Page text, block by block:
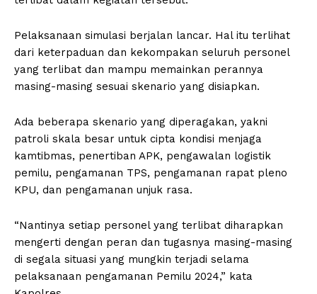
Pelaksanaan simulasi berjalan lancar. Hal itu terlihat
dari keterpaduan dan kekompakan seluruh personel
yang terlibat dan mampu memainkan perannya
masing-masing sesuai skenario yang disiapkan.
Ada beberapa skenario yang diperagakan, yakni
patroli skala besar untuk cipta kondisi menjaga
kamtibmas, penertiban APK, pengawalan logistik
pemilu, pengamanan TPS, pengamanan rapat pleno
KPU, dan pengamanan unjuk rasa.
“Nantinya setiap personel yang terlibat diharapkan
mengerti dengan peran dan tugasnya masing-masing
di segala situasi yang mungkin terjadi selama
pelaksanaan pengamanan Pemilu 2024,” kata